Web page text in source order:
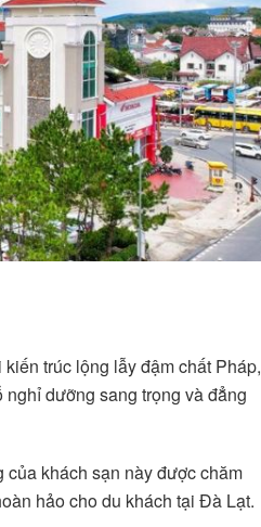
trúc lộng lẫy đậm chất Pháp,
dưỡng sang trọng và đẳng
của khách sạn này được chăm
hảo cho du khách tại Đà Lạt.